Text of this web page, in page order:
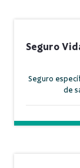
Seguro
Seguro
de